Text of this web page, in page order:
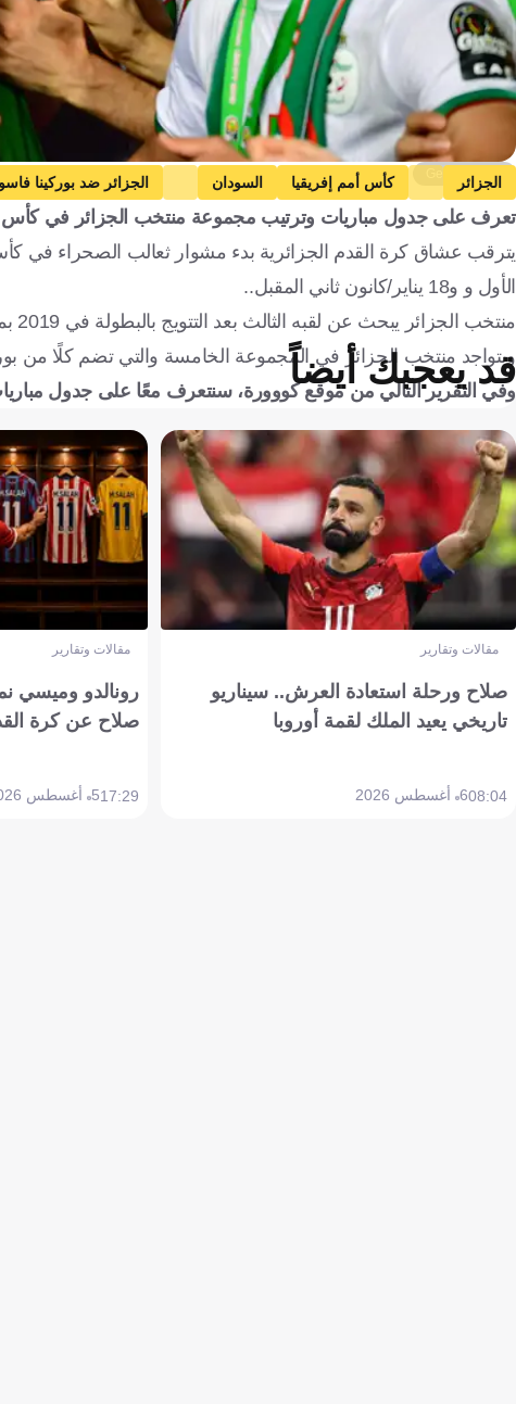
Getty Images
الجزائر كأس أمم إفريقيا السودان الجزائر ضد بوركينا فاسو
الجزائر ضد السودان
المغرب الجزائر بوركينا فاسو غينيا الاستوائية
تعرف على جدول مباريات وترتيب مجموعة منتخب الجزائر في كأس أمم
الأول و و18 يناير/كانون ثاني المقبل..
منتخب الجزائر يبحث عن لقبه الثالث بعد التتويج بالبطولة في 2019 بمصر منتصرًا على منتخب السنغال.
ويتواجد منتخب الجزائر في المجموعة الخامسة والتي تضم كلًا من
وفي التقرير التالي من موقع كووورة، سنتعرف معًا على جدول
قد يعجبك أيضاً
مقالات وتقارير
صلاح ورحلة استعادة العرش.. سيناريو
تاريخي يعيد الملك لقمة أوروبا
08:046 أغسطس 2026
مقالات وتقارير
رونالدو وميسي
صلاح عن كرة
17:295 أغسطس 2026